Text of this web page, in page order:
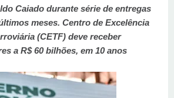
Caiado durante série de entregas
meses. Centro de Excelência
(CETF) deve receber
a R$ 60 bilhões, em 10 anos